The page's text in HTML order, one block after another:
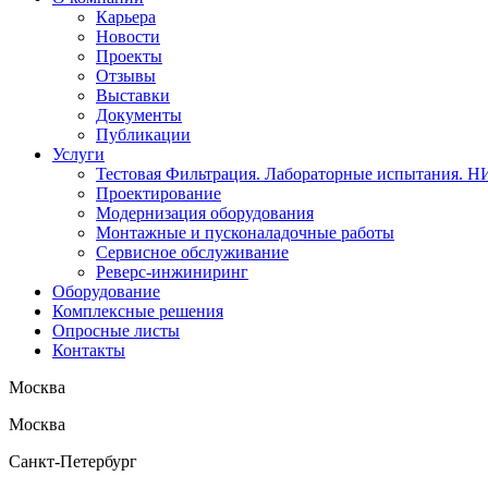
Карьера
Новости
Проекты
Отзывы
Выставки
Документы
Публикации
Услуги
Тестовая Фильтрация. Лабораторные испытания.
Проектирование
Модернизация оборудования
Монтажные и пусконаладочные работы
Сервисное обслуживание
Реверс-инжиниринг
Оборудование
Комплексные решения
Опросные листы
Контакты
Москва
Москва
Санкт-Петербург